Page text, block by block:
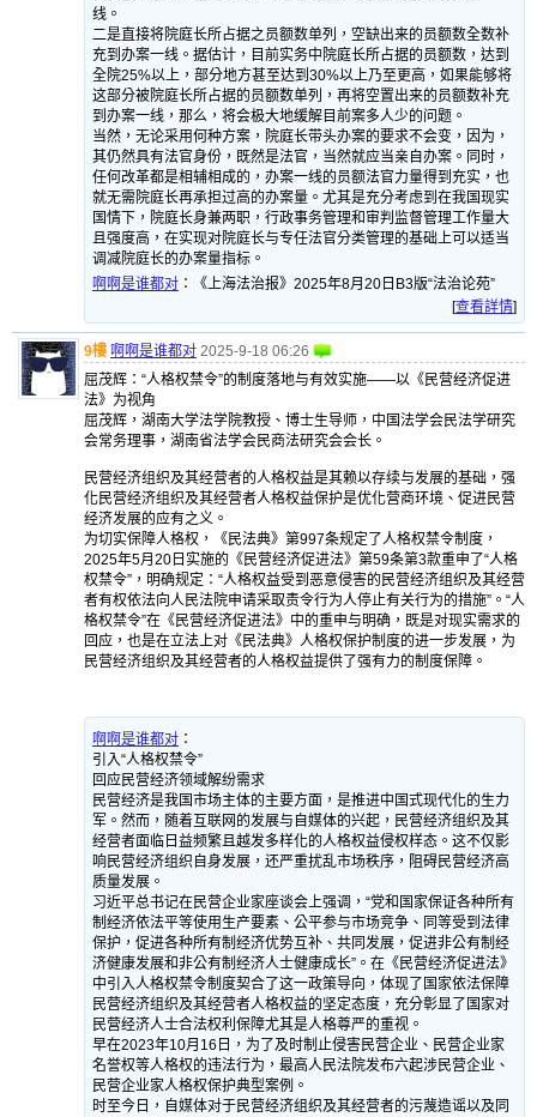
线。
二是直接将院庭长所占据之员额数单列，空缺出来的员额数全数补
充到办案一线。据估计，目前实务中院庭长所占据的员额数，达到
全院25%以上，部分地方甚至达到30%以上乃至更高，如果能够将
这部分被院庭长所占据的员额数单列，再将空置出来的员额数补充
到办案一线，那么，将会极大地缓解目前案多人少的问题。
当然，无论采用何种方案，院庭长带头办案的要求不会变，因为，
其仍然具有法官身份，既然是法官，当然就应当亲自办案。同时，
任何改革都是相辅相成的，办案一线的员额法官力量得到充实，也
就无需院庭长再承担过高的办案量。尤其是充分考虑到在我国现实
国情下，院庭长身兼两职，行政事务管理和审判监督管理工作量大
且强度高，在实现对院庭长与专任法官分类管理的基础上可以适当
调减院庭长的办案量指标。
啊啊是谁都对 ：
《上海法治报》2025年8月20日B3版“法治论苑”
[查看詳情]
9樓 啊啊是谁都对 2025-9-18 06:26
屈茂辉：“人格权禁令”的制度落地与有效实施——以《民营经济促进
法》为视角
屈茂辉，湖南大学法学院教授、博士生导师，中国法学会民法学研究
会常务理事，湖南省法学会民商法研究会会长。
民营经济组织及其经营者的人格权益是其赖以存续与发展的基础，强
化民营经济组织及其经营者人格权益保护是优化营商环境、促进民营
经济发展的应有之义。
为切实保障人格权，《民法典》第997条规定了人格权禁令制度，
2025年5月20日实施的《民营经济促进法》第59条第3款重申了“人格
权禁令”，明确规定：“人格权益受到恶意侵害的民营经济组织及其经营
者有权依法向人民法院申请采取责令行为人停止有关行为的措施”。“人
格权禁令”在《民营经济促进法》中的重申与明确，既是对现实需求的
回应，也是在立法上对《民法典》人格权保护制度的进一步发展，为
民营经济组织及其经营者的人格权益提供了强有力的制度保障。
啊啊是谁都对 ：
引入“人格权禁令”
回应民营经济领域解纷需求
民营经济是我国市场主体的主要方面，是推进中国式现代化的生力
军。然而，随着互联网的发展与自媒体的兴起，民营经济组织及其
经营者面临日益频繁且越发多样化的人格权益侵权样态。这不仅影
响民营经济组织自身发展，还严重扰乱市场秩序，阻碍民营经济高
质量发展。
习近平总书记在民营企业家座谈会上强调，“党和国家保证各种所有
制经济依法平等使用生产要素、公平参与市场竞争、同等受到法律
保护，促进各种所有制经济优势互补、共同发展，促进非公有制经
济健康发展和非公有制经济人士健康成长”。在《民营经济促进法》
中引入人格权禁令制度契合了这一政策导向，体现了国家依法保障
民营经济组织及其经营者人格权益的坚定态度，充分彰显了国家对
民营经济人士合法权利保障尤其是人格尊严的重视。
早在2023年10月16日，为了及时制止侵害民营企业、民营企业家
名誉权等人格权的违法行为，最高人民法院发布六起涉民营企业、
民营企业家人格权保护典型案例。
时至今日，自媒体对于民营经济组织及其经营者的污蔑造谣以及同